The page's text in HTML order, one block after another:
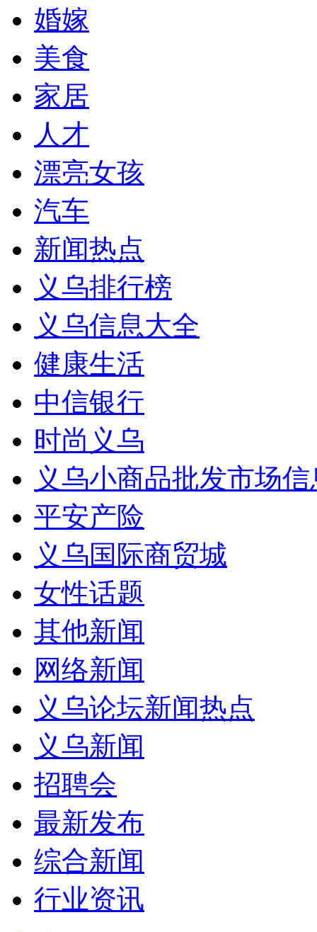
婚嫁
美食
家居
人才
漂亮女孩
汽车
新闻热点
义乌排行榜
义乌信息大全
健康生活
中信银行
时尚义乌
义乌小商品批发市场
平安产险
义乌国际商贸城
女性话题
其他新闻
网络新闻
义乌论坛新闻热点
义乌新闻
招聘会
最新发布
综合新闻
行业资讯